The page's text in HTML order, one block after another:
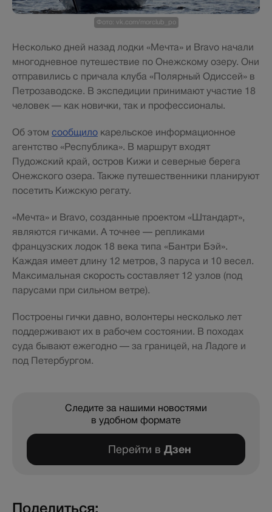
Фото: vk.com/morclub_po
Несколько дней назад лодки «Мечта» и Bravo начали
многодневное путешествие по Онежскому озеру. Они
отправились с причала клуба «Полярный Одиссей» в
Петрозаводске. В экспедиции принимают участие 18
человек — как новички, так и профессионалы.
Об этом сообщило карельское информационное
агентство «Республика». В маршрут входят
Пудожский край, остров Кижи и северные берега
Онежского озера. Также путешественники планируют
посетить Кижскую регату.
«Мечта» и Bravo, созданные проектом «Штандарт»,
являются гичками. А точнее — репликами
французских лодок 18 века типа «Бантри Бэй».
Каждая имеет длину 12 метров, 3 паруса и 10 весел.
Максимальная скорость составляет 12 узлов (под
парусами при сильном ветре).
Построены гички давно, волонтеры несколько лет
поддерживают их в рабочем состоянии. В походах
суда бывают ежегодно — за границей, на Ладоге и
под Петербургом.
Следите за нашими новостями
в удобном формате
Перейти в Дзен
Поделиться: